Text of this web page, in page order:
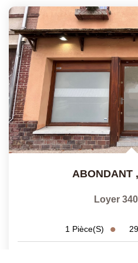
ABONDANT ,
Loyer
1 Pièce(s) 29